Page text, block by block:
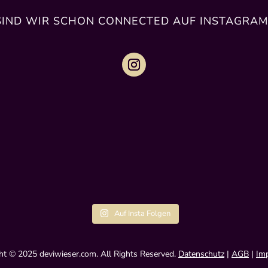
WIR SCHON CONNECTED AUF
Auf Insta Folgen
© 2025 deviwieser.com. All Rights Reserved. Datenschutz | AGB |